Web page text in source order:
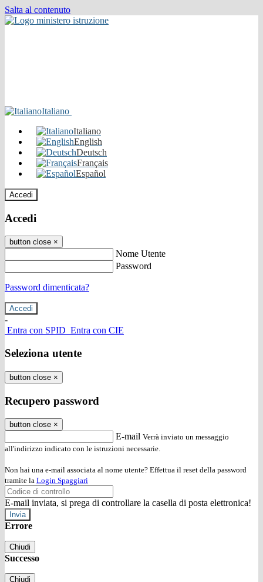
Salta al contenuto
Italiano
Italiano
English
Deutsch
Français
Español
Accedi
Accedi
button close ×
Nome Utente
Password
Password dimenticata?
-
Entra con SPID Entra con CIE
Seleziona utente
button close ×
Recupero password
button close ×
E-mail Verrà inviato un messaggio
all'indirizzo indicato con le istruzioni necessarie.
Non hai una e-mail associata al nome utente? Effettua il reset della password
tramite la Login Spaggiari
E-mail inviata, si prega di controllare la casella di posta elettronica!
Errore
Chiudi
Successo
Chiudi